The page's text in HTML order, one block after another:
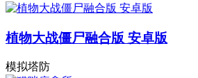
植物大战僵尸融合版 安卓版
模拟塔防